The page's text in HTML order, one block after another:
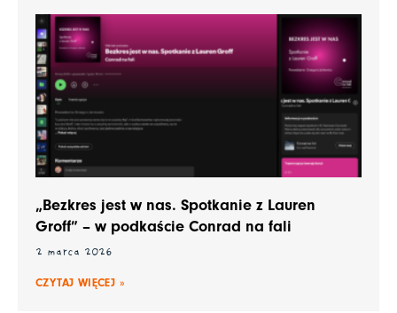
„Bezkres jest w nas. Spotkanie z Lauren
Groff” – w podkaście Conrad na fali
2 marca 2026
CZYTAJ WIĘCEJ »